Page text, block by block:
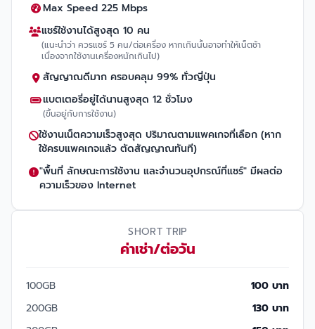
Max Speed 225 Mbps
แชร์ใช้งานได้สูงสุด 10 คน
(แนะนำว่า ควรแชร์ 5 คน/ต่อเครื่อง หากเกินนั้นอาจทำให้เน็ตช้า
เนื่องจากใช้งานเครื่องหนักเกินไป)
สัญญาณดีมาก ครอบคลุม 99% ทั่วญี่ปุ่น
แบตเตอรี่อยู่ได้นานสูงสุด 12 ชั่วโมง
(ขึ้นอยู่กับการใช้งาน)
ใช้งานเน็ตความเร็วสูงสุด ปริมาณตามแพคเกจที่เลือก (หาก
ใช้ครบแพคเกจแล้ว ตัดสัญญาณทันที)
"พื้นที่ ลักษณะการใช้งาน และจำนวนอุปกรณ์ที่แชร์" มีผลต่อ
ความเร็วของ Internet
SHORT TRIP
ค่าเช่า/ต่อวัน
100GB
100 บาท
200GB
130 บาท